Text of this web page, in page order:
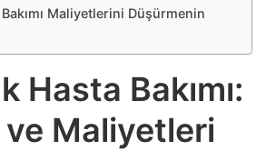
Maliyetlerini Düşürmenin
Hasta Bakımı:
ve Maliyetleri